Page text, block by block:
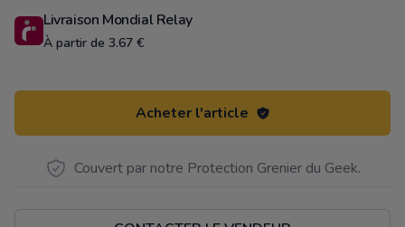
Livraison Mondial Relay
À partir de 3.67 €
Acheter l'article
Couvert par notre Protection Grenier du Geek.